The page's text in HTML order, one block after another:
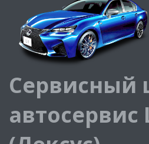
Сервисный
автосервис